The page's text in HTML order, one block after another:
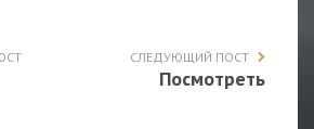
СЛЕДУЮЩИЙ ПОСТ
Посмотреть